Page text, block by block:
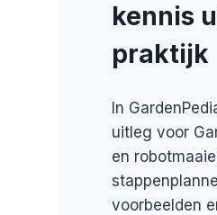
kennis
praktijk
In
uitleg voor
en
voorbeelden